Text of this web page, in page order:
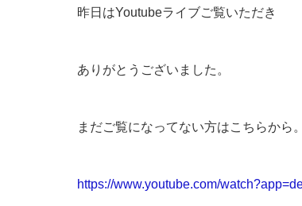
昨日はYoutubeライブご覧いただき
ありがとうございました。
まだご覧になってない方はこちらから。
https://www.youtube.com/